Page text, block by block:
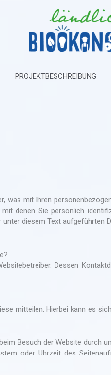
PROJEKTBESCHREIBUNG
was mit Ihren
denen Sie persönlich
diesem Text aufgeführten
Dessen
mitteilen. Hierbei kann es
Besuch der Website durch
oder Uhrzeit des